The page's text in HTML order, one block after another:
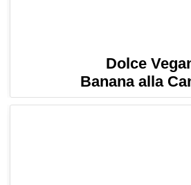
Dolce
Banana alla